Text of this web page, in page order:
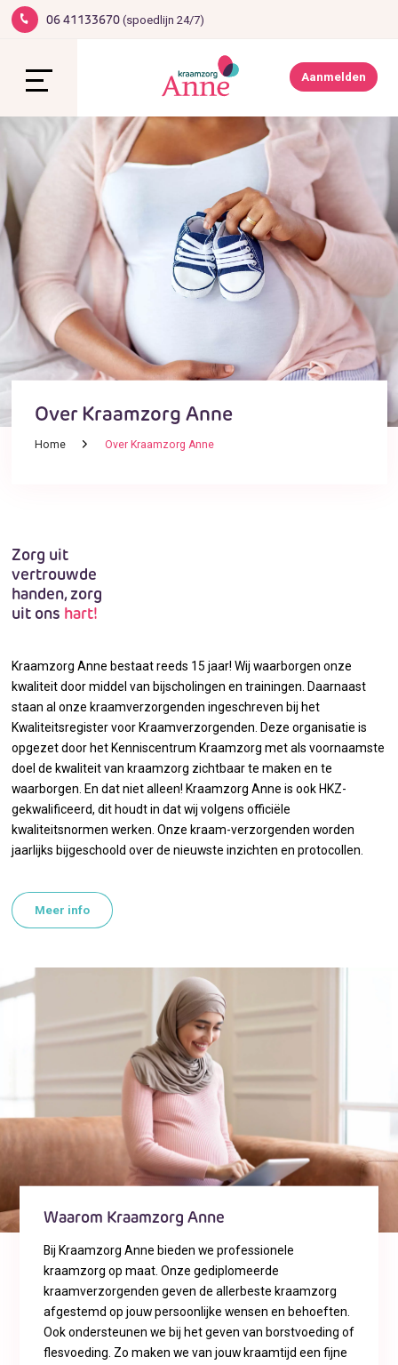
06 41133670 (spoedlijn 24/7)
Aanmelden
Over Kraamzorg Anne
Home Over Kraamzorg Anne
Zorg uit
vertrouwde
handen, zorg
uit ons hart!
Kraamzorg Anne bestaat reeds 15 jaar! Wij waarborgen onze
kwaliteit door middel van bijscholingen en trainingen. Daarnaast
staan al onze kraamverzorgenden ingeschreven bij het
Kwaliteitsregister voor Kraamverzorgenden. Deze organisatie is
opgezet door het Kenniscentrum Kraamzorg met als voornaamste
doel de kwaliteit van kraamzorg zichtbaar te maken en te
waarborgen. En dat niet alleen! Kraamzorg Anne is ook HKZ-
gekwalificeerd, dit houdt in dat wij volgens officiële
kwaliteitsnormen werken. Onze kraam-verzorgenden worden
jaarlijks bijgeschoold over de nieuwste inzichten en protocollen.
Meer info
Waarom Kraamzorg Anne
Bij Kraamzorg Anne bieden we professionele
kraamzorg op maat. Onze gediplomeerde
kraamverzorgenden geven de allerbeste kraamzorg
afgestemd op jouw persoonlijke wensen en behoeften.
Ook ondersteunen we bij het geven van borstvoeding of
flesvoeding. Zo maken we van jouw kraamtijd een fijne